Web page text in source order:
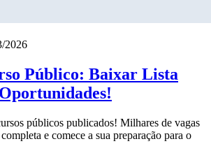
2026
Público: Baixar Lista
públicos publicados! Milhares de vagas
e comece a sua preparação para o